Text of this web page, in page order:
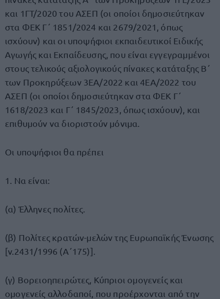
και 1ΓΤ/2020 του ΑΣΕΠ (οι οποίοι δημοσιεύτηκαν
στα ΦΕΚ Γ΄ 1851/2024 και 2679/2021, όπως
ισχύουν) και οι υποψήφιοι εκπαιδευτικοί Ειδικής
Αγωγής και Εκπαίδευσης, που είναι εγγεγραμμένοι
στους τελικούς αξιολογικούς πίνακες κατάταξης Β΄
των Προκηρύξεων 3ΕΑ/2022 και 4ΕΑ/2022 του
ΑΣΕΠ (οι οποίοι δημοσιεύτηκαν στα ΦΕΚ Γ΄
1618/2023 και Γ΄ 1845/2023, όπως ισχύουν), και
επιθυμούν να διοριστούν μόνιμα.
Οι υποψήφιοι θα πρέπει
1. Να είναι:
(α) Έλληνες πολίτες.
(β) Πολίτες κρατών-μελών της Ευρωπαϊκής Ένωσης
[ν.2431/1996 (Α΄175)].
(γ) Βορειοηπειρώτες, Κύπριοι ομογενείς και
ομογενείς αλλοδαποί, που προέρχονται από την